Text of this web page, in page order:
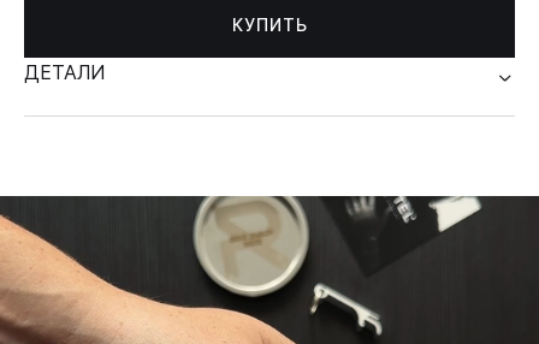
КУПИТЬ
ДЕТАЛИ